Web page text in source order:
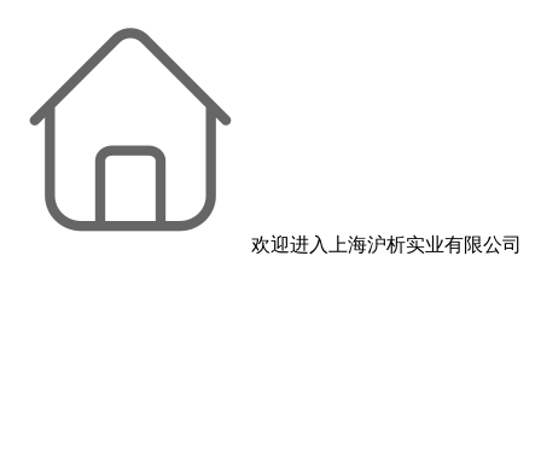
欢迎进入上海沪析实业有限公司